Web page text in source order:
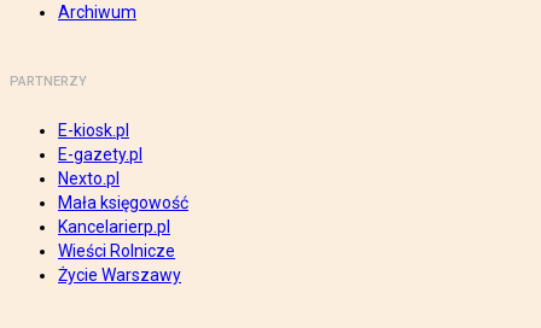
Archiwum
PARTNERZY
E-kiosk.pl
E-gazety.pl
Nexto.pl
Mała księgowość
Kancelarierp.pl
Wieści Rolnicze
Życie Warszawy